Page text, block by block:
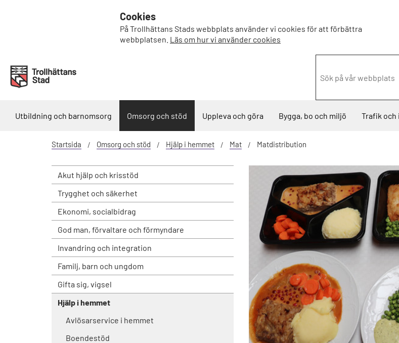
Cookies
På Trollhättans Stads webbplats använder vi cookies för att förbättra
webbplatsen. Läs om hur vi använder cookies
Utbildning och barnomsorg Omsorg och stöd Uppleva och göra Bygga, bo och miljö Trafik
Startsida Omsorg och stöd Hjälp i hemmet Mat Matdistribution
Akut hjälp och krisstöd
Trygghet och säkerhet
Ekonomi, socialbidrag
God man, förvaltare och förmyndare
Invandring och integration
Familj, barn och ungdom
Gifta sig, vigsel
Hjälp i hemmet
Avlösarservice i hemmet
Boendestöd